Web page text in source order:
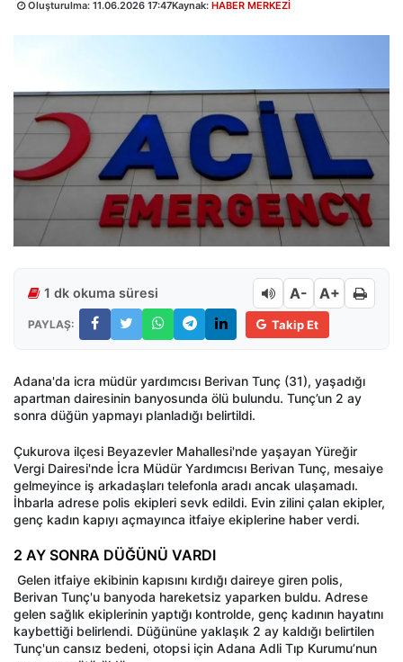
Oluşturulma: 11.06.2026 17:47Kaynak: HABER MERKEZİ
1 dk okuma süresi A- A+
PAYLAŞ: Takip Et
Adana'da icra müdür yardımcısı Berivan Tunç (31), yaşadığı
apartman dairesinin banyosunda ölü bulundu. Tunç’un 2 ay
sonra düğün yapmayı planladığı belirtildi.
Çukurova ilçesi Beyazevler Mahallesi'nde yaşayan Yüreğir
Vergi Dairesi'nde İcra Müdür Yardımcısı Berivan Tunç, mesaiye
gelmeyince iş arkadaşları telefonla aradı ancak ulaşamadı.
İhbarla adrese polis ekipleri sevk edildi. Evin zilini çalan ekipler,
genç kadın kapıyı açmayınca itfaiye ekiplerine haber verdi.
2 AY SONRA DÜĞÜNÜ VARDI
Gelen itfaiye ekibinin kapısını kırdığı daireye giren polis,
Berivan Tunç'u banyoda hareketsiz yaparken buldu. Adrese
gelen sağlık ekiplerinin yaptığı kontrolde, genç kadının hayatını
kaybettiği belirlendi. Düğününe yaklaşık 2 ay kaldığı belirtilen
Tunç'un cansız bedeni, otopsi için Adana Adli Tıp Kurumu’nun